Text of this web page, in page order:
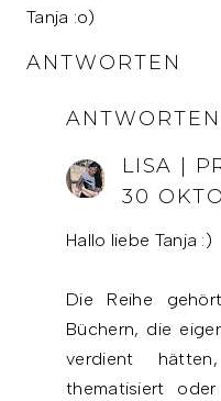
Tanja :o)
ANTWORTEN
ANTWORTEN
LISA |
30
Hallo liebe Tanja :)
Die Reihe
Büchern, die
verdient
thematisiert